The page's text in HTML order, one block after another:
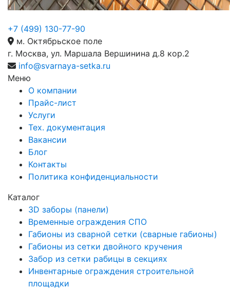
+7 (499) 130-77-90
м. Октябрьское поле
г. Москва, ул. Маршала Вершинина д.8 кор.2
info@svarnaya-setka.ru
Меню
О компании
Прайс-лист
Услуги
Тех. документация
Вакансии
Блог
Контакты
Политика конфиденциальности
Каталог
3D заборы (панели)
Временные ограждения СПО
Габионы из сварной сетки (сварные габионы)
Габионы из сетки двойного кручения
Забор из сетки рабицы в секциях
Инвентарные ограждения строительной
площадки